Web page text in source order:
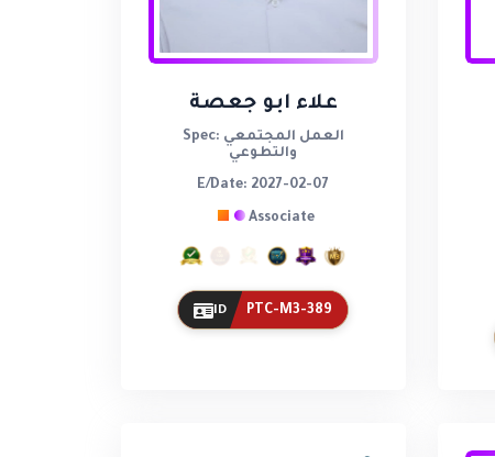
علاء ابو جعصة
Spec: العمل المجتمعي
والتطوعي
E/Date: 2027-02-07
Associate
ID PTC-M3-389